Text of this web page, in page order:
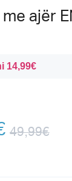
ajër
14,99€
49,99€